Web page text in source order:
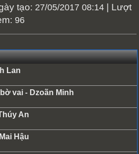
tạo: 27/05/2017 08:14 | Lượt
96
Lan
vai - Dzoãn Minh
An
Mai Hậu